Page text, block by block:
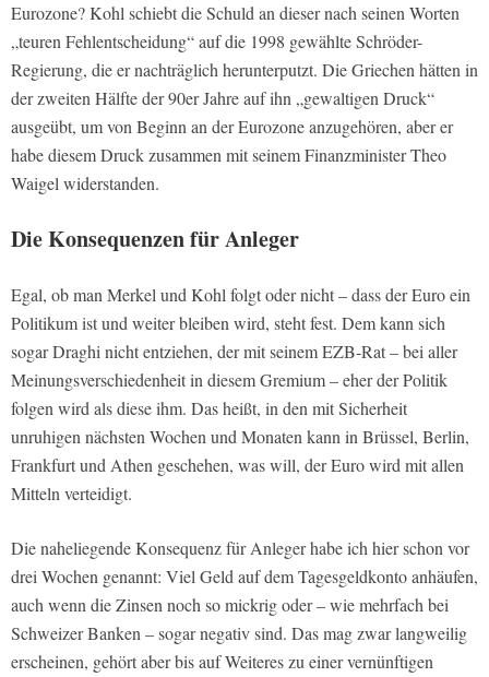
Eurozone? Kohl schiebt die Schuld an dieser nach seinen Worten
„teuren Fehlentscheidung“ auf die 1998 gewählte Schröder-
Regierung, die er nachträglich herunterputzt. Die Griechen hätten in
der zweiten Hälfte der 90er Jahre auf ihn „gewaltigen Druck“
ausgeübt, um von Beginn an der Eurozone anzugehören, aber er
habe diesem Druck zusammen mit seinem Finanzminister Theo
Waigel widerstanden.
Die Konsequenzen für Anleger
Egal, ob man Merkel und Kohl folgt oder nicht – dass der Euro ein
Politikum ist und weiter bleiben wird, steht fest. Dem kann sich
sogar Draghi nicht entziehen, der mit seinem EZB-Rat – bei aller
Meinungsverschiedenheit in diesem Gremium – eher der Politik
folgen wird als diese ihm. Das heißt, in den mit Sicherheit
unruhigen nächsten Wochen und Monaten kann in Brüssel, Berlin,
Frankfurt und Athen geschehen, was will, der Euro wird mit allen
Mitteln verteidigt.
Die naheliegende Konsequenz für Anleger habe ich hier schon vor
drei Wochen genannt: Viel Geld auf dem Tagesgeldkonto anhäufen,
auch wenn die Zinsen noch so mickrig oder – wie mehrfach bei
Schweizer Banken – sogar negativ sind. Das mag zwar langweilig
erscheinen, gehört aber bis auf Weiteres zu einer vernünftigen